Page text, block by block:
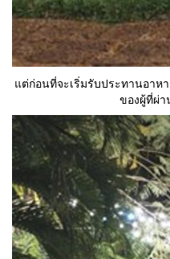
แต่ก่อนที่จะเริ่มรับประทานอาห
ของผู้ที่ผ่า